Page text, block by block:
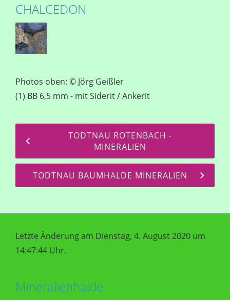
CHALCEDON
Photos oben: © Jörg Geißler
(1) BB 6,5 mm - mit Siderit / Ankerit
TODTNAU ROTENBACH -
MINERALIEN
TODTNAU BAUMHALDE MINERALIEN
Letzte Änderung am Dienstag, 4. August 2020 um
14:47:44 Uhr.
Mineralienhalde